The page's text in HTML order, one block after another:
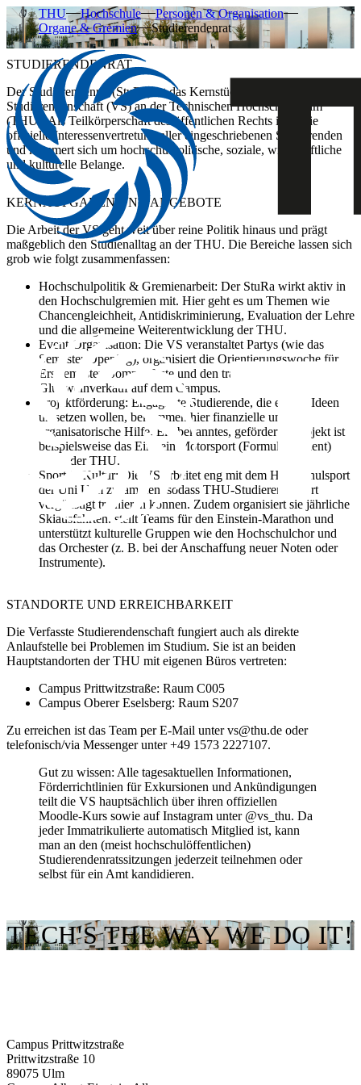
THU Hochschule
Personen & Organisation
Organe & Gremien
Studierendenrat
STUDIERENDENRAT
DerStudierendenrat (StuRa) ist das Kernstück der
Studierendenschaft (VS)an der Technischen Hochschule Ulm
(THU). Als Teilkörperschaft des öffentlichen Rechts ist er die
offizielle Interessenvertretung aller eingeschriebenen Studierenden
und kümmert sich um hochschulpolitische, soziale, wirtschaftliche
und kulturelle Belange.
KERNAUFGABEN UND ANGEBOTE
Die Arbeit der VS geht weit über reine Politik hinaus und prägt
maßgeblich den Studienalltag an der THU. Die Bereiche lassen sich
grob wie folgt zusammenfassen:
Hochschulpolitik & Gremienarbeit: Der StuRa wirkt aktiv in
den Hochschulgremien mit. Hier geht es um Themen wie
Chancengleichheit, Antidiskriminierung, Evaluation der Lehre
und die allgemeine Weiterentwicklung der THU.
Event-Organisation: Die VS veranstaltet Partys (wie das
Semester Opening), organisiert die Orientierungswoche für
Erstsemester, Sommerfeste und den traditionellen
Glühweinverkauf auf dem Campus.
Projektförderung: Engagierte Studierende, die eigene Ideen
umsetzen wollen, bekommen hier finanzielle und
organisatorische Hilfe. Ein bekanntes, gefördertes Projekt ist
beispielsweise das Einstein Motorsport (Formula Student)
Team der THU.
Sport & Kultur: Die VS arbeitet eng mit dem Hochschulsport
der Uni Ulm zusammen, sodass THU-Studierende dort
vergünstigt trainieren können. Zudem organisiert sie jährliche
Skiausfahrten, stellt Teams für den Einstein-Marathon und
unterstützt kulturelle Gruppen wie den Hochschulchor und
das Orchester (z. B. bei der Anschaffung neuer Noten oder
Instrumente).
STANDORTE UND ERREICHBARKEIT
Die Verfasste Studierendenschaft fungiert auch als direkte
Anlaufstelle bei Problemen im Studium. Sie ist an beiden
Hauptstandorten der THU mit eigenen Büros vertreten:
Campus Prittwitzstraße: Raum C005
Campus Oberer Eselsberg: Raum S207
Zu erreichen ist das Team per E-Mail untervs@thu.de oder
telefonisch/via Messenger unter+49 1573 2227107.
Gut zu wissen: Alle tagesaktuellen Informationen,
Förderrichtlinien für Exkursionen und Ankündigungen
teilt die VS hauptsächlich über ihren offiziellen
Moodle-Kurs sowie auf Instagram unter @vs_thu. Da
jeder Immatrikulierte automatisch Mitglied ist, kann
man an den (meist hochschulöffentlichen)
Studierendenratssitzungen jederzeit teilnehmen oder
selbst für ein Amt kandidieren.
TECH'S THE WAY WE DO IT!
Campus Prittwitzstraße
Prittwitzstraße 10
89075 Ulm